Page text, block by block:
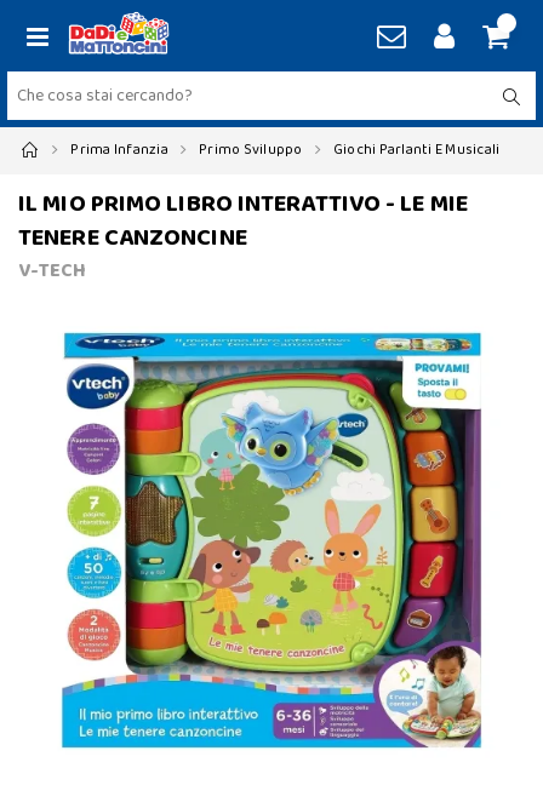
Prima Infanzia Primo Sviluppo Giochi Parlanti E Musicali
IL MIO PRIMO LIBRO INTERATTIVO - LE MIE
TENERE CANZONCINE
V-TECH